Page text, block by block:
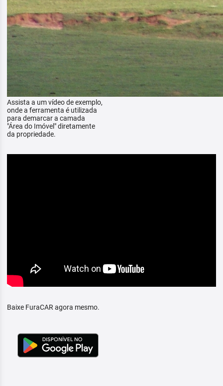
Assista a um vídeo de exemplo,
onde a ferramenta é utilizada
para demarcar a camada
"Área do Imóvel" diretamente
da propriedade.
Baixe FuraCAR agora mesmo.